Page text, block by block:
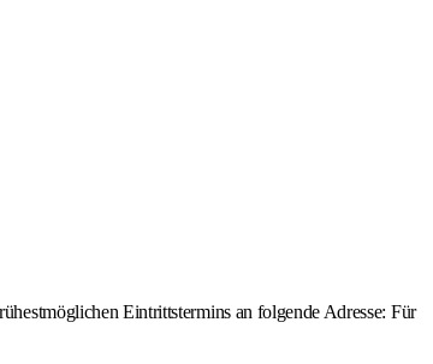
Eintrittstermins an folgende Adresse: Für